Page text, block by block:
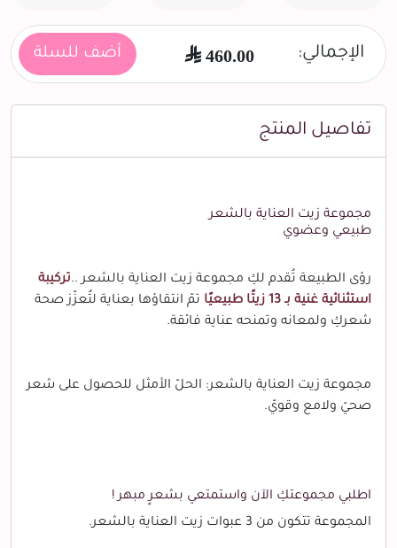
الإجمالي: 460.00 أضف للسلة
تفاصيل المنتج
مجموعة زيت العناية بالشعر
طبيعي وعضوي
رؤى الطبيعة تُقدم لكِ مجموعة زيت العناية بالشعر ..تركيبة
استثنائية غنية بـ 13 زيتًا طبيعيًا
تمّ انتقاؤها بعناية لتُعزّز صحة
شعركِ ولمعانه وتمنحه عناية فائقة.
مجموعة زيت العناية بالشعر: الحلّ الأمثل للحصول على شعر
صحيّ ولامع وقويّ.
اطلبي مجموعتكِ الآن واستمتعي بشعرٍ مبهر !
المجموعة تتكون من 3 عبوات زيت العناية بالشعر.